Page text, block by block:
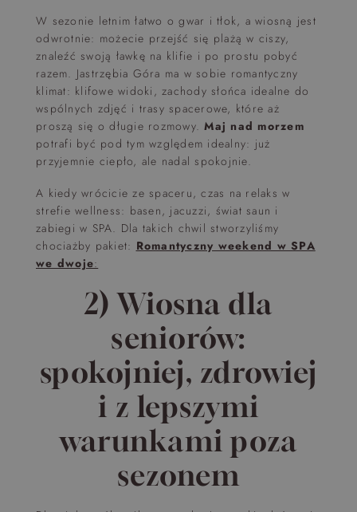
W sezonie letnim łatwo o gwar i tłok, a wiosną jest
odwrotnie: możecie przejść się plażą w ciszy,
znaleźć swoją ławkę na klifie i po prostu pobyć
razem. Jastrzębia Góra ma w sobie romantyczny
klimat: klifowe widoki, zachody słońca idealne do
wspólnych zdjęć i trasy spacerowe, które aż
proszą się o długie rozmowy.Maj nad morzem
potrafi być pod tym względem idealny: już
przyjemnie ciepło, ale nadal spokojnie.
A kiedy wrócicie ze spaceru, czas na relaks w
strefie wellness: basen, jacuzzi, świat saun i
zabiegi w SPA. Dla takich chwil stworzyliśmy
chociażby pakiet: Romantyczny weekend w SPA
we dwoje:
2) Wiosna dla
seniorów:
spokojniej, zdrowiej
i z lepszymi
warunkami poza
sezonem